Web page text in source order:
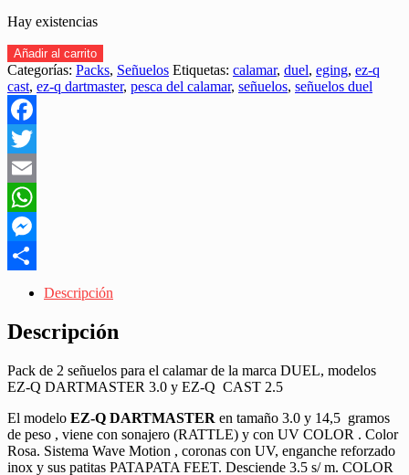
Hay existencias
PACK
DE
2
SEÑUELOS
DUEL
DARTMASTER&CAST
"EGING
CALAMAR"
cantidad
Añadir al carrito
Categorías: Packs, Señuelos Etiquetas: calamar, duel, eging, ez-q
cast, ez-q dartmaster, pesca del calamar, señuelos, señuelos duel
Facebook
Twitter
Email
WhatsApp
Messenger
Descripción
Descripción
Pack de 2 señuelos para el calamar de la marca DUEL, modelos
EZ-Q DARTMASTER 3.0 y EZ-Q CAST 2.5
El modelo EZ-Q DARTMASTER en tamaño 3.0 y 14,5 gramos
de peso , viene con sonajero (RATTLE) y con UV COLOR . Color
Rosa. Sistema Wave Motion , coronas con UV, enganche reforzado
inox y sus patitas PATAPATA FEET. Desciende 3.5 s/ m. COLOR